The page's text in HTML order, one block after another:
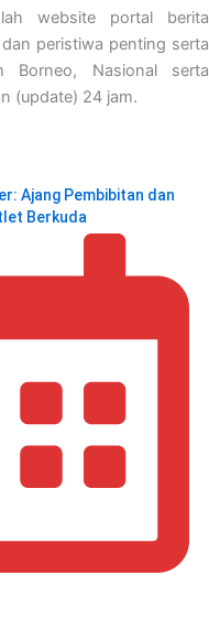
website portal berita
peristiwa penting serta
Borneo, Nasional serta
(update) 24 jam.
Ajang Pembibitan dan
Berkuda